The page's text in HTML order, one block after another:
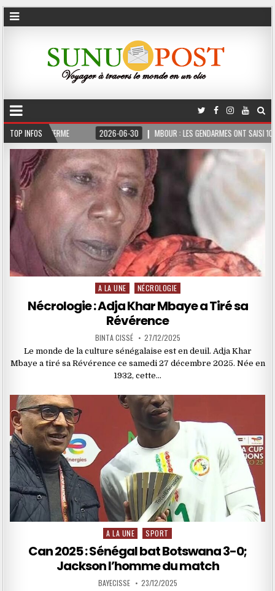
TOP INFOS
FERME 2026-06-30 MBOUR : LES GENDARMES ONT SAISI 10 KG DE
Posted
in
A LA UNE NÉCROLOGIE
Nécrologie : Adja Khar Mbaye a Tiré sa
Révérence
BINTA CISSÉ 27/12/2025
Le monde de la culture sénégalaise est en deuil. Adja Khar
Mbaye a tiré sa Révérence ce samedi 27 décembre 2025. Née en
1932, cette…
Posted
A LA UNE SPORT
Can 2025 : Sénégal bat Botswana 3-0;
Jackson l’homme du match
BAYECISSE 23/12/2025